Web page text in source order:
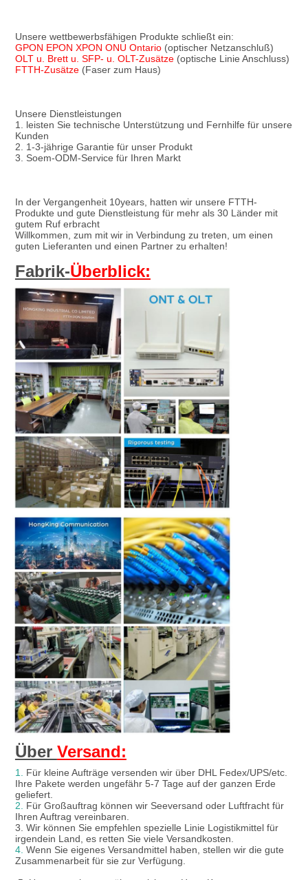
Unsere wettbewerbsfähigen Produkte schließt ein:
GPON EPON XPON ONU Ontario (optischer Netzanschluß)
OLT u. Brett u. SFP- u. OLT-Zusätze (optische Linie Anschluss)
FTTH-Zusätze (Faser zum Haus)
Unsere Dienstleistungen
1. leisten Sie technische Unterstützung und Fernhilfe für unsere
Kunden
2. 1-3-jährige Garantie für unser Produkt
3. Soem-ODM-Service für Ihren Markt
In der Vergangenheit 10years, hatten wir unsere FTTH-
Produkte und gute Dienstleistung für mehr als 30 Länder mit
gutem Ruf erbracht
Willkommen, zum mit wir in Verbindung zu treten, um einen
guten Lieferanten und einen Partner zu erhalten!
Fabrik-Überblick:
Über Versand:
1. Für kleine Aufträge versenden wir über DHL Fedex/UPS/etc.
Ihre Pakete werden ungefähr 5-7 Tage auf der ganzen Erde
geliefert.
2. Für Großauftrag können wir Seeversand oder Luftfracht für
Ihren Auftrag vereinbaren.
3. Wir können Sie empfehlen spezielle Linie Logistikmittel für
irgendein Land, es retten Sie viele Versandkosten.
4. Wenn Sie eigenes Versandmittel haben, stellen wir die gute
Zusammenarbeit für sie zur Verfügung.